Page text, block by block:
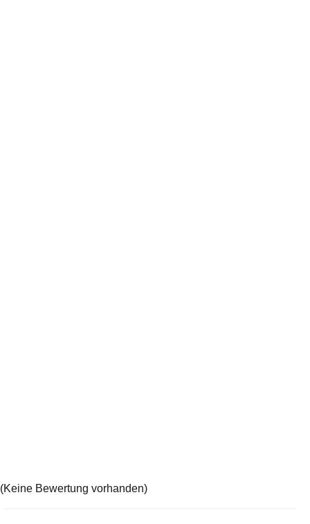
(Keine Bewertung vorhanden)